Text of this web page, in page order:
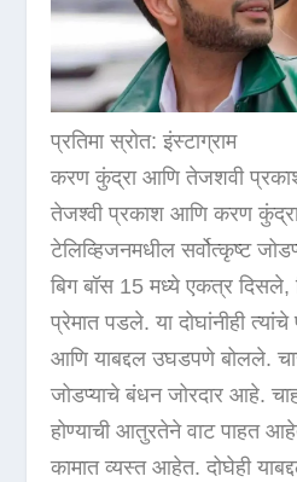
प्रतिमा स्रोत: इंस्टाग्राम
करण कुंद्रा आणि तेजशवी
तेजश्वी प्रकाश आणि करण कुंद्रा
टेलिव्हिजनमधील सर्वोत्कृष्ट
बिग बॉस 15 मध्ये एकत्र दिसले,
प्रेमात पडले. या दोघांनीही
आणि याबद्दल उघडपणे बोलले.
जोडप्याचे बंधन जोरदार आहे.
होण्याची आतुरतेने वाट पाहत
कामात व्यस्त आहेत. दोघेही